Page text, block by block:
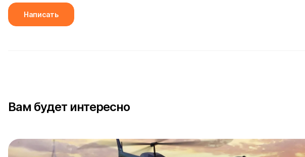
Написать
Вам будет интересно